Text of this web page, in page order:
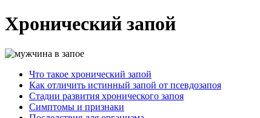
Хронический запой
Что такое хронический запой
Как отличить истинный запой от псевдозапоя
Стадии развития хронического запоя
Симптомы и признаки